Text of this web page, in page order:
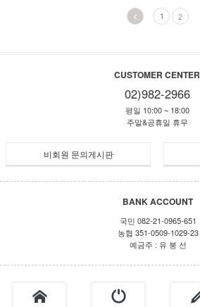
< 1 2
CUSTOMER CENTER
02)982-2966
평일 10:00 ~ 18:00
주말&공휴일 휴무
비회원 문의게시판
BANK ACCOUNT
국민 082-21-0965-651
농협 351-0509-1029-23
예금주 : 유 붕 선